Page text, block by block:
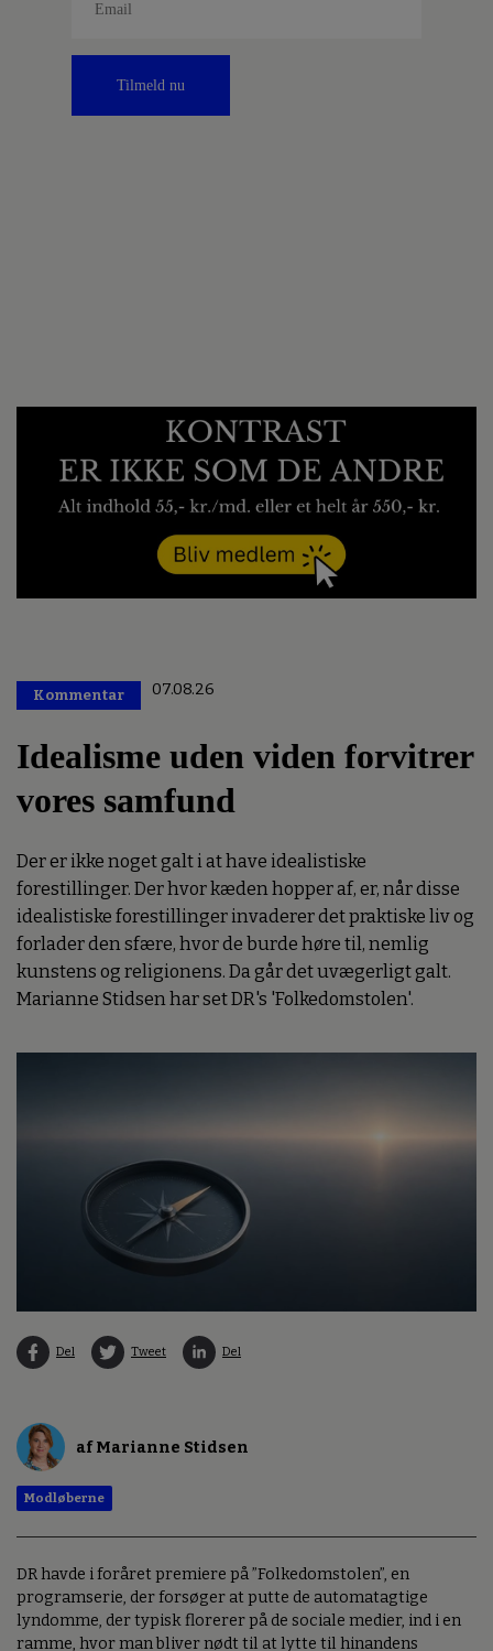
Tilmeld nu
Kommentar 07.08.26
Idealisme uden viden forvitrer
vores samfund
Der er ikke noget galt i at have idealistiske
forestillinger. Der hvor kæden hopper af, er, når disse
idealistiske forestillinger invaderer det praktiske liv og
forlader den sfære, hvor de burde høre til, nemlig
kunstens og religionens. Da går det uvægerligt galt.
Marianne Stidsen har set DR's 'Folkedomstolen'.
Del Tweet Del
af Marianne Stidsen
Modløberne
DR havde i foråret premiere på ”Folkedomstolen”, en
programserie, der forsøger at putte de automatagtige
lyndomme, der typisk florerer på de sociale medier, ind i en
ramme, hvor man bliver nødt til at lytte til hinandens